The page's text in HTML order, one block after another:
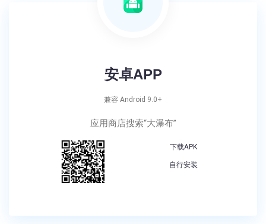
安卓APP
兼容 Android 9.0+
应用商店搜索“大瀑布”
下载APK
自行安装